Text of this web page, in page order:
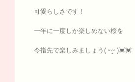
可愛らしさです！
一年に一度しか楽しめない桜を
今指先で楽しみましょう( ᵕ·̮ᵕ )💓💓